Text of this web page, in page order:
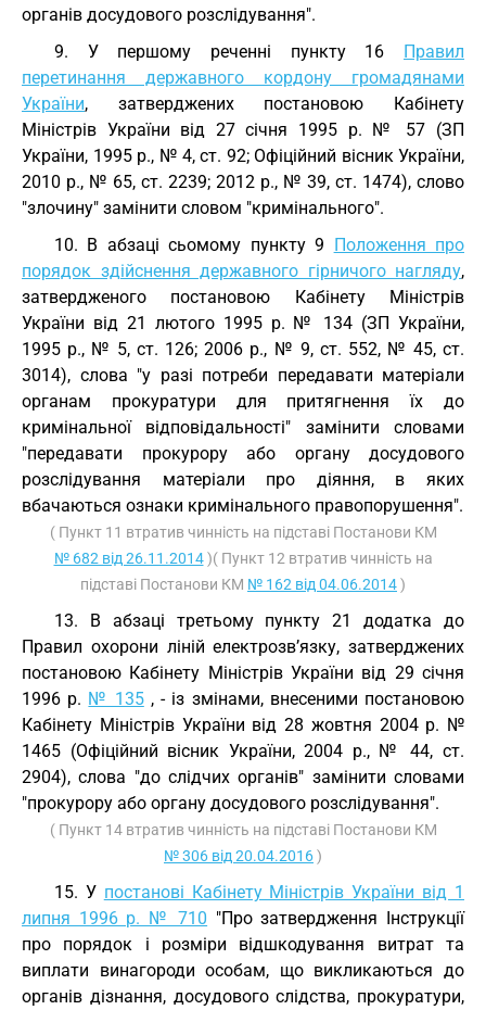
органів досудового розслідування".
9. У першому реченні пункту 16 Правил
перетинання державного кордону громадянами
України, затверджених постановою Кабінету
Міністрів України від 27 січня 1995 р. № 57 (ЗП
України, 1995 р., № 4, ст. 92; Офіційний вісник України,
2010 р., № 65, ст. 2239; 2012 р., № 39, ст. 1474), слово
"злочину" замінити словом "кримінального".
10. В абзаці сьомому пункту 9 Положення про
порядок здійснення державного гірничого нагляду,
затвердженого постановою Кабінету Міністрів
України від 21 лютого 1995 р. № 134 (ЗП України,
1995 р., № 5, ст. 126; 2006 р., № 9, ст. 552, № 45, ст.
3014), слова "у разі потреби передавати матеріали
органам прокуратури для притягнення їх до
кримінальної відповідальності" замінити словами
"передавати прокурору або органу досудового
розслідування матеріали про діяння, в яких
вбачаються ознаки кримінального правопорушення".
( Пункт 11 втратив чинність на підставі Постанови КМ
№ 682 від 26.11.2014)( Пункт 12 втратив чинність на
підставі Постанови КМ № 162 від 04.06.2014)
13. В абзаці третьому пункту 21 додатка до
Правил охорони ліній електрозв’язку, затверджених
постановою Кабінету Міністрів України від 29 січня
1996 р. № 135, - із змінами, внесеними постановою
Кабінету Міністрів України від 28 жовтня 2004 р. №
1465 (Офіційний вісник України, 2004 р., № 44, ст.
2904), слова "до слідчих органів" замінити словами
"прокурору або органу досудового розслідування".
( Пункт 14 втратив чинність на підставі Постанови КМ
№ 306 від 20.04.2016)
15. У постанові Кабінету Міністрів України від 1
липня 1996 р. № 710 "Про затвердження Інструкції
про порядок і розміри відшкодування витрат та
виплати винагороди особам, що викликаються до
органів дізнання, досудового слідства, прокуратури,